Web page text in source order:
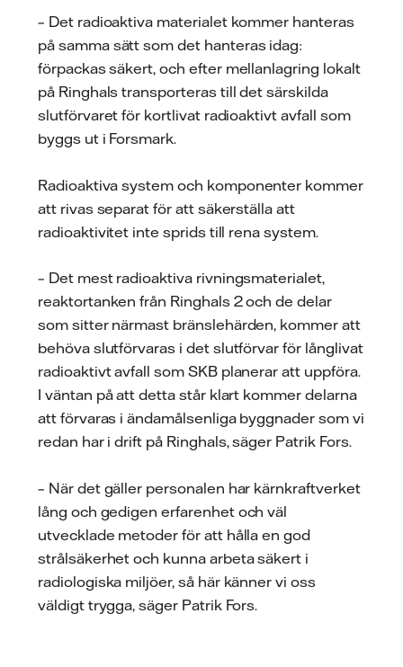
– Det radioaktiva materialet kommer hanteras
på samma sätt som det hanteras idag:
förpackas säkert, och efter mellanlagring lokalt
på Ringhals transporteras till det särskilda
slutförvaret för kortlivat radioaktivt avfall som
byggs ut i Forsmark.
Radioaktiva system och komponenter kommer
att rivas separat för att säkerställa att
radioaktivitet inte sprids till rena system.
– Det mest radioaktiva rivningsmaterialet,
reaktortanken från Ringhals 2 och de delar
som sitter närmast bränslehärden, kommer att
behöva slutförvaras i det slutförvar för långlivat
radioaktivt avfall som SKB planerar att uppföra.
I väntan på att detta står klart kommer delarna
att förvaras i ändamålsenliga byggnader som vi
redan har i drift på Ringhals, säger Patrik Fors.
– När det gäller personalen har kärnkraftverket
lång och gedigen erfarenhet och väl
utvecklade metoder för att hålla en god
strålsäkerhet och kunna arbeta säkert i
radiologiska miljöer, så här känner vi oss
väldigt trygga, säger Patrik Fors.